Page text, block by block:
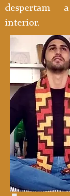
despertam
interior.